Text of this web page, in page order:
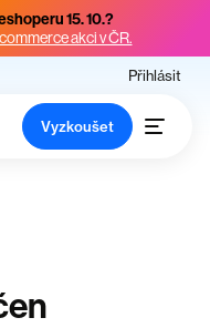
15. 10.?
akci v ČR.
Přihlásit
Vyzkoušet